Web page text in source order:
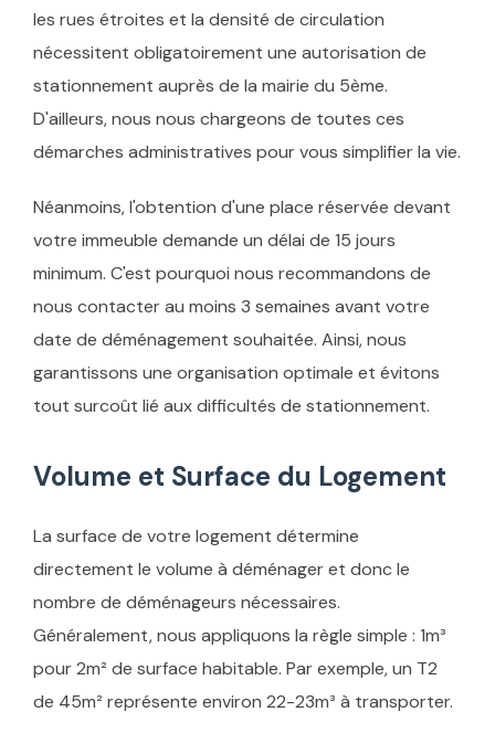
les rues étroites et la densité de circulation
nécessitent obligatoirement une autorisation de
stationnement auprès de la mairie du 5ème.
D'ailleurs, nous nous chargeons de toutes ces
démarches administratives pour vous simplifier la vie.
Néanmoins, l'obtention d'une place réservée devant
votre immeuble demande un délai de 15 jours
minimum. C'est pourquoi nous recommandons de
nous contacter au moins 3 semaines avant votre
date de déménagement souhaitée. Ainsi, nous
garantissons une organisation optimale et évitons
tout surcoût lié aux difficultés de stationnement.
Volume et Surface du Logement
La surface de votre logement détermine
directement le volume à déménager et donc le
nombre de déménageurs nécessaires.
Généralement, nous appliquons la règle simple : 1m³
pour 2m² de surface habitable. Par exemple, un T2
de 45m² représente environ 22-23m³ à transporter.